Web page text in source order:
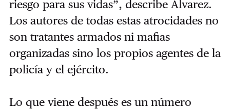
riesgo para sus vidas”, describe Álvarez.
Los autores de todas estas atrocidades no
son tratantes armados ni mafias
organizadas sino los propios agentes de la
policía y el ejército.
Lo que viene después es un número